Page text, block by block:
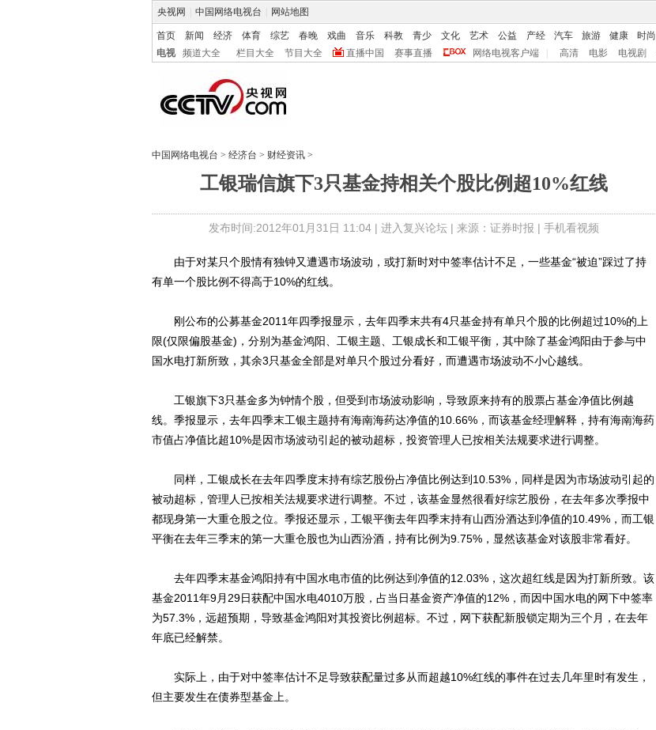
央视网 中国网络电视台 网站地图
首页 新闻 经济 体育 综艺 春晚 戏曲 音乐 科教 青少 文化 艺术 公益 产经 汽车 旅游 健康 时尚
电视
频道大全 栏目大全 节目大全 直播中国 赛事直播 网络电视客户端 高清 电影 电视剧
中国网络电视台 > 经济台 > 财经资讯 >
工银瑞信旗下3只基金持相关个股比例超10%红线
发布时间:2012年01月31日 11:04 | 进入复兴论坛| 来源：证券时报 | 手机看视频
由于对某只个股情有独钟又遭遇市场波动，或打新时对中签率估计不足，一些基金“被迫”踩过了持
有单一个股比例不得高于10%的红线。
刚公布的公募基金2011年四季报显示，去年四季末共有4只基金持有单只个股的比例超过10%的上
限(仅限偏股基金)，分别为基金鸿阳、工银主题、工银成长和工银平衡，其中除了基金鸿阳由于参与中
国水电打新所致，其余3只基金全部是对单只个股过分看好，而遭遇市场波动不小心越线。
工银旗下3只基金多为钟情个股，但受到市场波动影响，导致原来持有的股票占基金净值比例越
线。季报显示，去年四季末工银主题持有海南海药达净值的10.66%，而该基金经理解释，持有海南海药
市值占净值比超10%是因市场波动引起的被动超标，投资管理人已按相关法规要求进行调整。
同样，工银成长在去年四季度末持有综艺股份占净值比例达到10.53%，同样是因为市场波动引起的
被动超标，管理人已按相关法规要求进行调整。不过，该基金显然很看好综艺股份，在去年多次季报中
都现身第一大重仓股之位。季报还显示，工银平衡去年四季末持有山西汾酒达到净值的10.49%，而工银
平衡在去年三季末的第一大重仓股也为山西汾酒，持有比例为9.75%，显然该基金对该股非常看好。
去年四季末基金鸿阳持有中国水电市值的比例达到净值的12.03%，这次超红线是因为打新所致。该
基金2011年9月29日获配中国水电4010万股，占当日基金资产净值的12%，而因中国水电的网下中签率
为57.3%，远超预期，导致基金鸿阳对其投资比例超标。不过，网下获配新股锁定期为三个月，在去年
年底已经解禁。
实际上，由于对中签率估计不足导致获配量过多从而超越10%红线的事件在过去几年里时有发生，
但主要发生在债券型基金上。